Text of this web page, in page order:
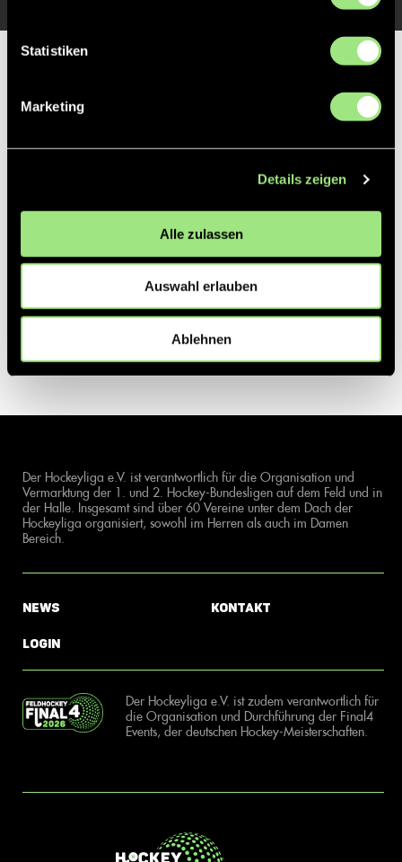
Statistiken
Marketing
Details zeigen
Alle zulassen
Auswahl erlauben
Ablehnen
Der Hockeyliga e.V. ist verantwortlich für die Organisation und
Vermarktung der 1. und 2. Hockey-Bundesligen auf dem Feld und in
der Halle. Insgesamt sind über 60 Vereine unter dem Dach der
Hockeyliga organisiert, sowohl im Herren als auch im Damen
Bereich.
News
Login
Kontakt
Der Hockeyliga e.V. ist zudem verantwortlich für
die Organisation und Durchführung der Final4
Events, der deutschen Hockey-Meisterschaften.